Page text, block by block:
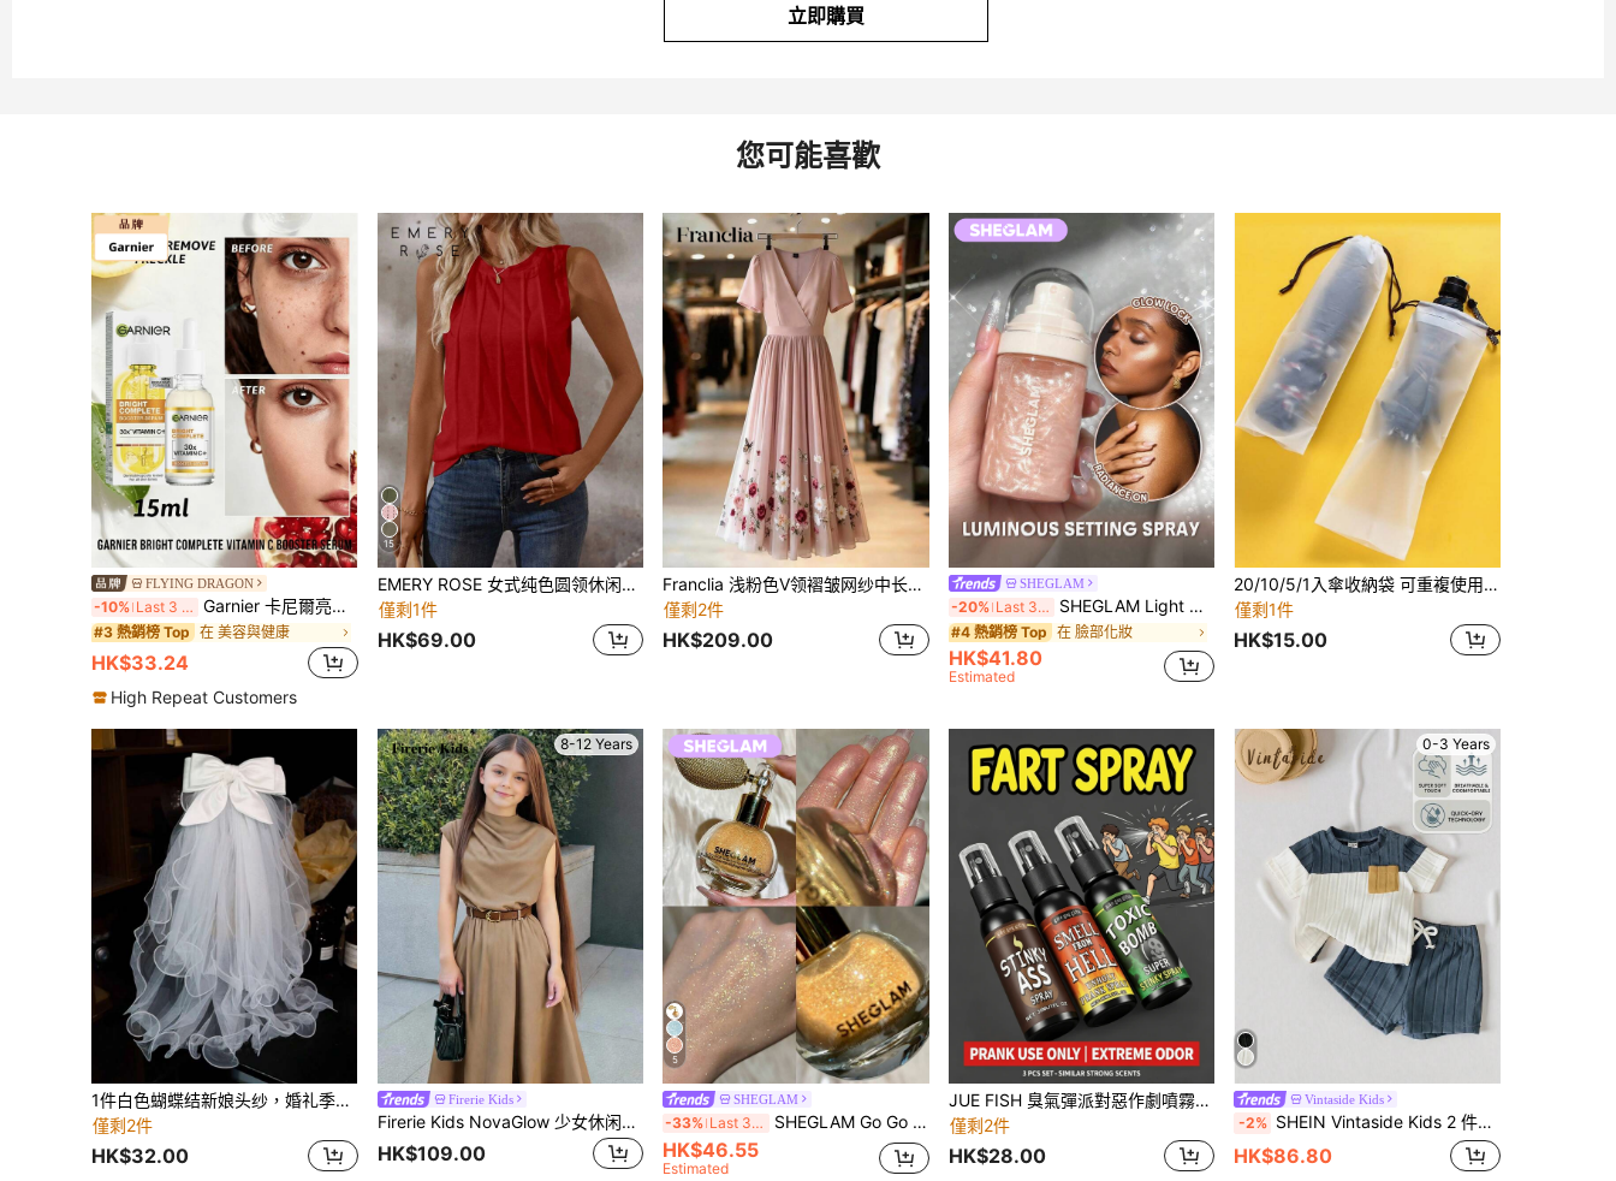
立即購買
您可能喜歡
FLYING DRAGON
-10% Last 3 days Garnier 卡尼爾亮采維他命C精華液，幫助淡化黑斑、減少色素沉著、增強肌膚光澤並提亮膚色。這款晚間精華液專為改善暗沉、蠟黃肌膚而配方，含10%純維他命C，具有
#3 熱銷榜 Top 在 美容與健康
HK$33.24
High Repeat Customers
15
EMERY ROSE 女式纯色圆领休闲百搭背心，夏季
僅剩1件
HK$69.00
Franclia 浅粉色V领褶皱网纱中长连衣裙，夏季花卉蝴蝶印花雪纺连衣裙
僅剩2件
HK$209.00
SHEGLAM
-20% Last 3 days SHEGLAM Light Me Up 亮澤定妝噴霧 品牌美妝化妝品 適合女士與女孩
#4 熱銷榜 Top 在 臉部化妝
HK$41.80
Estimated
20/10/5/1入傘收納袋 可重複使用 便攜防水 EVA 抽繩收納袋 加厚保護傘套 防曬遮陽 露營車適用 女孩女女性男孩男士旅行必備 摺疊傘大中小號通用
僅剩1件
HK$15.00
1件白色蝴蝶结新娘头纱，婚礼季，婚礼派对装饰，秋季女装，情人节配饰
僅剩2件
HK$32.00
8-12 Years
Firerie Kids
Firerie Kids NovaGlow 少女休闲时尚通勤立领荷叶边腰身卡其色A字连衣裙
HK$109.00
5
SHEGLAM
-33% Last 3 days SHEGLAM Go Go Glow 打亮身體噴霧-Gold 品牌美妝化妝品 適合女士與女孩
HK$46.55
Estimated
JUE FISH 臭氣彈派對惡作劇噴霧，每瓶 30ml，便於攜帶與使用，少量即可產生難聞氣味，僅適用於惡作劇、派對及朋友娛樂
僅剩2件
HK$28.00
0-3 Years
Vintaside Kids
-2% SHEIN Vintaside Kids 2 件套幼儿男婴罗纹撞色 T 恤和蓝色裤子套装，休闲舒适百搭，适合夏季所有场合
HK$86.80